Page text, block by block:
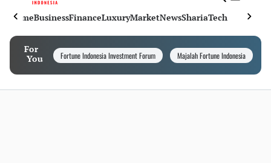
HomeBusinessFinanceLuxuryMarketNewsShariaTech
For
You
Fortune Indonesia Investment Forum Majalah Fortune Indonesia